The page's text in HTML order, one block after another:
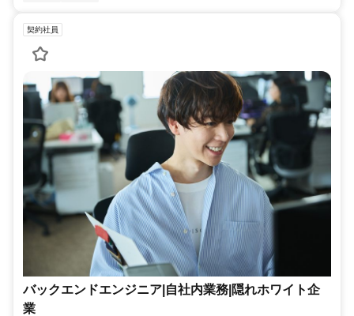
契約社員
バックエンドエンジニア|自社内業務|隠れホワイト企
業